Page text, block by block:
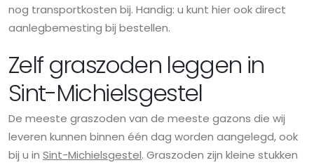
nog transportkosten bij. Handig: u kunt hier ook direct
aanlegbemesting bij bestellen.
Zelf graszoden leggen in
Sint-Michielsgestel
De meeste graszoden van de meeste gazons die wij
leveren kunnen binnen één dag worden aangelegd, ook
bij u in Sint-Michielsgestel. Graszoden zijn kleine stukken